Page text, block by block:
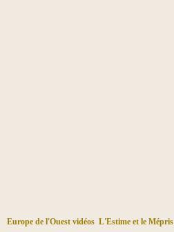
Europe de l'Ouest vidéos L'Estime et le Mépris